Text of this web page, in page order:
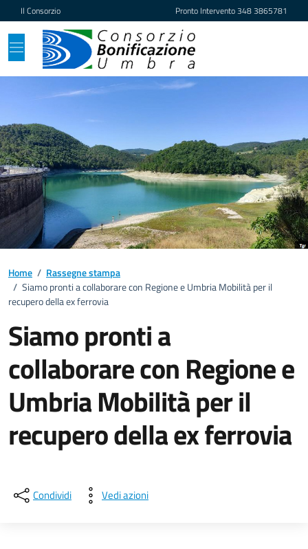
Vai ai contenuti
Vai al footer
Il Consorzio Pronto Intervento348 3865781
Home / Rassegne stampa
/ Siamo pronti a collaborare con Regione e Umbria Mobilità per il
recupero della ex ferrovia
Siamo pronti a
collaborare con Regione e
Umbria Mobilità per il
recupero della ex ferrovia
Condividi Vedi azioni